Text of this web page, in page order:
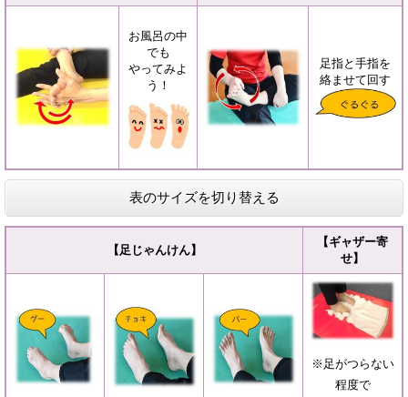
お風呂の中
でも
やってみよ
う！
足指と手指を
絡ませて回す
表のサイズを切り替える
【足じゃんけん】
【ギャザー寄
せ】
※足がつらない
程度で